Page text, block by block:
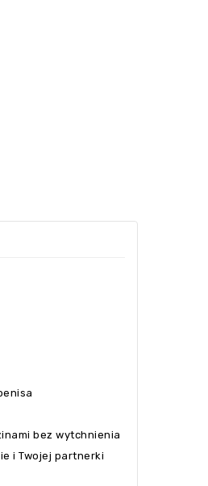
bez wytchnienia
i Twojej partnerki